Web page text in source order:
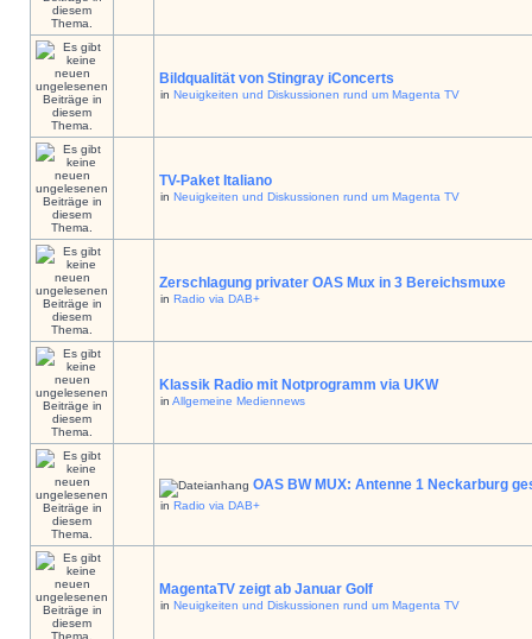
Bildqualität von Stingray iConcerts
in Neuigkeiten und Diskussionen rund um Magenta TV
TV-Paket Italiano
in Neuigkeiten und Diskussionen rund um Magenta TV
Zerschlagung privater OAS Mux in 3 Bereichsmuxe
in Radio via DAB+
Klassik Radio mit Notprogramm via UKW
in Allgemeine Mediennews
OAS BW MUX: Antenne 1 Neckarburg
in Radio via DAB+
MagentaTV zeigt ab Januar Golf
in Neuigkeiten und Diskussionen rund um Magenta TV